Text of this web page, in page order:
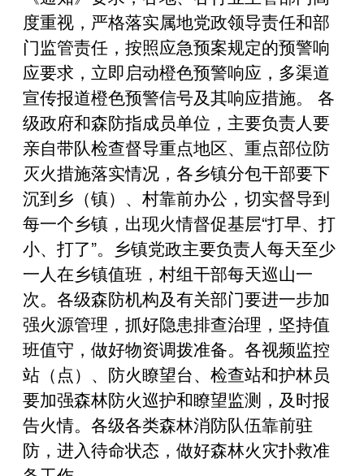
度重视，严格落实属地党政领导责任和部
门监管责任，按照应急预案规定的预警响
应要求，立即启动橙色预警响应，多渠道
宣传报道橙色预警信号及其响应措施。 各
级政府和森防指成员单位，主要负责人要
亲自带队检查督导重点地区、重点部位防
灭火措施落实情况，各乡镇分包干部要下
沉到乡（镇）、村靠前办公，切实督导到
每一个乡镇，出现火情督促基层“打早、打
小、打了”。乡镇党政主要负责人每天至少
一人在乡镇值班，村组干部每天巡山一
次。各级森防机构及有关部门要进一步加
强火源管理，抓好隐患排查治理，坚持值
班值守，做好物资调拨准备。各视频监控
站（点）、防火瞭望台、检查站和护林员
要加强森林防火巡护和瞭望监测，及时报
告火情。各级各类森林消防队伍靠前驻
防，进入待命状态，做好森林火灾扑救准